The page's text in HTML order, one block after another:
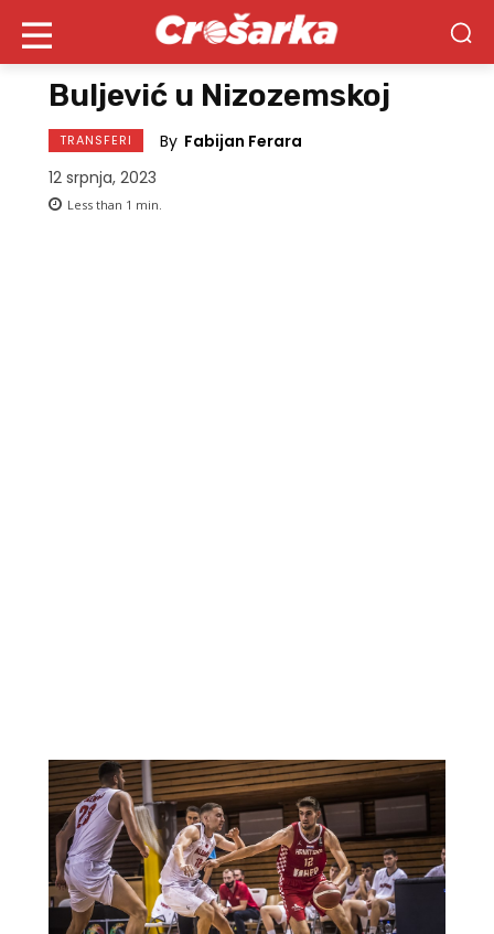
Buljević u Nizozemskoj
TRANSFERI By Fabijan Ferara
12 srpnja, 2023
Less than 1 min.